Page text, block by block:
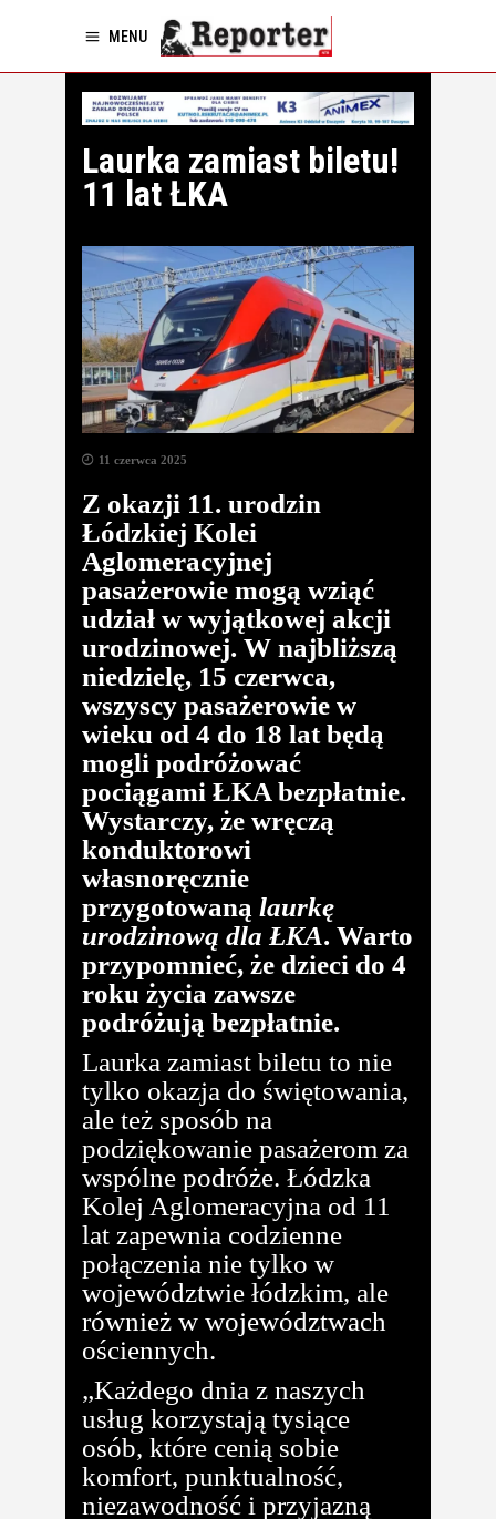
MENU
Laurka zamiast biletu!
11 lat ŁKA
11 czerwca 2025
Z okazji 11. urodzin
Łódzkiej Kolei
Aglomeracyjnej
pasażerowie mogą wziąć
udział w wyjątkowej akcji
urodzinowej. W najbliższą
niedzielę, 15 czerwca,
wszyscy pasażerowie w
wieku od 4 do 18 lat będą
mogli podróżować
pociągami ŁKA bezpłatnie.
Wystarczy, że wręczą
konduktorowi
własnoręcznie
przygotowaną laurkę
urodzinową dla ŁKA. Warto
przypomnieć, że dzieci do 4
roku życia zawsze
podróżują bezpłatnie.
Laurka zamiast biletu to nie
tylko okazja do świętowania,
ale też sposób na
podziękowanie pasażerom za
wspólne podróże. Łódzka
Kolej Aglomeracyjna od 11
lat zapewnia codzienne
połączenia nie tylko w
województwie łódzkim, ale
również w województwach
ościennych.
„Każdego dnia z naszych
usług korzystają tysiące
osób, które cenią sobie
komfort, punktualność,
niezawodność i przyjazną